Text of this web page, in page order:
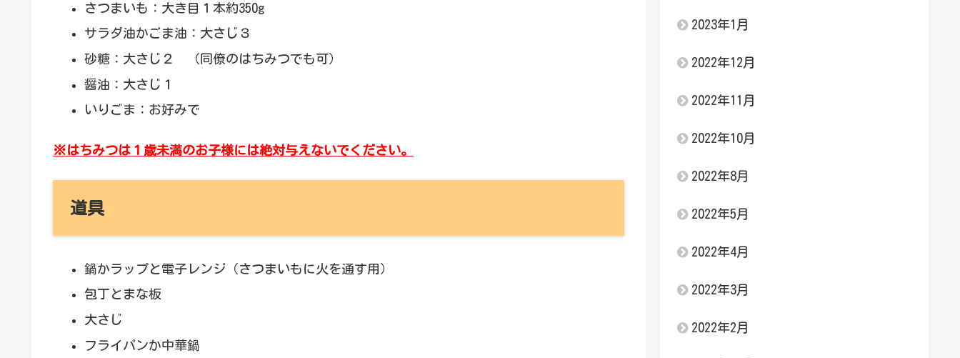
さつまいも：大き目１本約350g
サラダ油かごま油：大さじ３
砂糖：大さじ２ （同僚のはちみつでも可）
醤油：大さじ１
いりごま：お好みで
※はちみつは１歳未満のお子様には絶対与えないでください。
道具
鍋かラップと電子レンジ（さつまいもに火を通す用）
包丁とまな板
大さじ
フライパンか中華鍋
2023年1月
2022年12月
2022年11月
2022年10月
2022年8月
2022年5月
2022年4月
2022年3月
2022年2月